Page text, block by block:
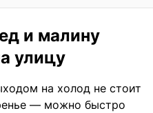
и малину
улицу
на холод не стоит
— можно быстро